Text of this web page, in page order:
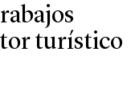
turístico